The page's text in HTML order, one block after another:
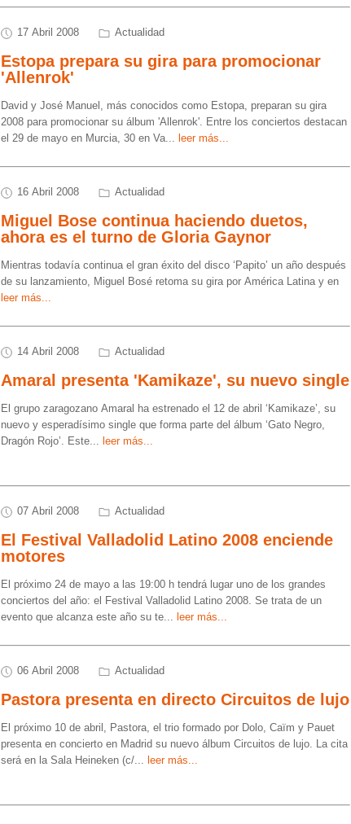
17 Abril 2008 Actualidad
Estopa prepara su gira para promocionar
'Allenrok'
David y José Manuel, más conocidos como Estopa, preparan su gira
2008 para promocionar su álbum 'Allenrok'. Entre los conciertos destacan
el 29 de mayo en Murcia, 30 en Va... leer más...
16 Abril 2008 Actualidad
Miguel Bose continua haciendo duetos,
ahora es el turno de Gloria Gaynor
Mientras todavía continua el gran éxito del disco ‘Papito’ un año después
de su lanzamiento, Miguel Bosé retoma su gira por América Latina y en
leer más...
14 Abril 2008 Actualidad
Amaral presenta 'Kamikaze', su nuevo single
El grupo zaragozano Amaral ha estrenado el 12 de abril ‘Kamikaze’, su
nuevo y esperadísimo single que forma parte del álbum ‘Gato Negro,
Dragón Rojo’. Este... leer más...
07 Abril 2008 Actualidad
El Festival Valladolid Latino 2008 enciende
motores
El próximo 24 de mayo a las 19:00 h tendrá lugar uno de los grandes
conciertos del año: el Festival Valladolid Latino 2008. Se trata de un
evento que alcanza este año su te... leer más...
06 Abril 2008 Actualidad
Pastora presenta en directo Circuitos de lujo
El próximo 10 de abril, Pastora, el trio formado por Dolo, Caïm y Pauet
presenta en concierto en Madrid su nuevo álbum Circuitos de lujo. La cita
será en la Sala Heineken (c/... leer más...